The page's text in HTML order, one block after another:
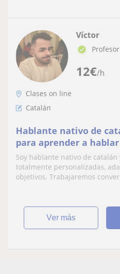
12€/h
Víctor
Clases on line
Catalán
Hablante nativo de
para aprender a
naturalidad y
Soy hablante nativo de
totalmente personalizadas,
objetivos. Trabajaremos
ver más